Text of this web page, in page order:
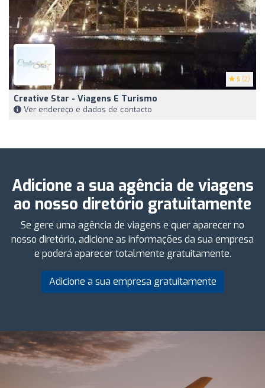
5 (2)
Creative Star - Viagens E Turismo
Ver endereço e dados de contacto
Adicione a sua agência de viagens
ao nosso diretório gratuitamente
Se gere uma agência de viagens e quer aparecer no
nosso diretório, adicione as informações da sua empresa
e poderá aparecer totalmente gratuitamente.
Adicione a sua empresa gratuitamente